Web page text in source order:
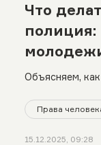
Что
полиция:
Объясняем,
Права
15.12.2025, 09:28